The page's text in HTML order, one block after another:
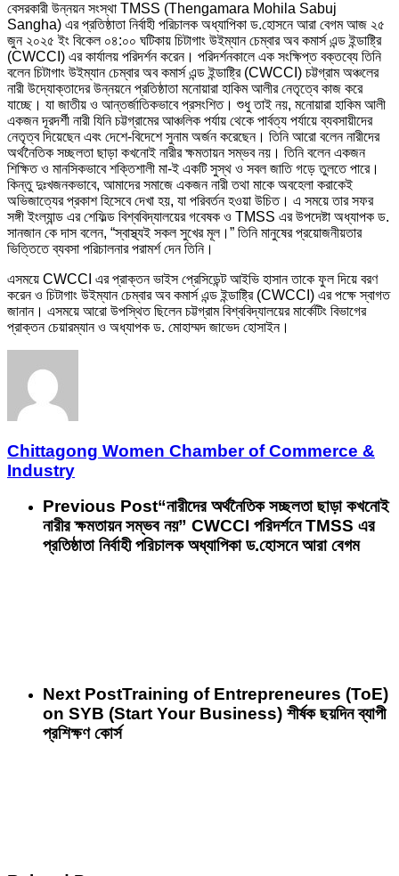
বেসরকারী উন্নয়ন সংস্থা TMSS (Thengamara Mohila Sabuj
Sangha) এর প্রতিষ্ঠাতা নির্বাহী পরিচালক অধ্যাপিকা ড.হোসনে আরা বেগম আজ ২৫
জুন ২০২৫ ইং বিকেল ০৪:০০ ঘটিকায় চিটাগাং উইম্যান চেম্বার অব কমার্স এন্ড ইন্ডাষ্ট্রি
(CWCCI) এর কার্যালয় পরিদর্শন করেন। পরিদর্শনকালে এক সংক্ষিপ্ত বক্তব্যে তিনি
বলেন চিটাগাং উইম্যান চেম্বার অব কমার্স এন্ড ইন্ডাষ্ট্রি (CWCCI) চট্টগ্রাম অঞ্চলের
নারী উদ্যোক্তাদের উন্নয়নে প্রতিষ্ঠাতা মনোয়ারা হাকিম আলীর নেতৃত্বে কাজ করে
যাচ্ছে। যা জাতীয় ও আন্তর্জাতিকভাবে প্রসংশিত। শুধু তাই নয়, মনোয়ারা হাকিম আলী
একজন দূরদর্শী নারী যিনি চট্টগ্রামের আঞ্চলিক পর্যায় থেকে পার্বত্য পর্যায়ে ব্যবসায়ীদের
নেতৃত্ব দিয়েছেন এবং দেশে-বিদেশে সুনাম অর্জন করেছেন। তিনি আরো বলেন নারীদের
অর্থনৈতিক সচ্ছলতা ছাড়া কখনোই নারীর ক্ষমতায়ন সম্ভব নয়। তিনি বলেন একজন
শিক্ষিত ও মানসিকভাবে শক্তিশালী মা-ই একটি সুস্থ ও সবল জাতি গড়ে তুলতে পারে।
কিন্তু দুঃখজনকভাবে, আমাদের সমাজে একজন নারী তথা মাকে অবহেলা করাকেই
অভিজাত্যের প্রকাশ হিসেবে দেখা হয়, যা পরিবর্তন হওয়া উচিত। এ সময়ে তার সফর
সঙ্গী ইংল্যান্ড এর শেফিল্ড বিশ্ববিদ্যালয়ের গবেষক ও TMSS এর উপদেষ্টা অধ্যাপক ড.
সানজান কে দাস বলেন, “স্বাস্থ্যই সকল সুখের মূল।” তিনি মানুষের প্রয়োজনীয়তার
ভিত্তিতে ব্যবসা পরিচালনার পরামর্শ দেন তিনি।
এসময়ে CWCCI এর প্রাক্তন ভাইস প্রেসিডেন্ট আইভি হাসান তাকে ফুল দিয়ে বরণ
করেন ও চিটাগাং উইম্যান চেম্বার অব কমার্স এন্ড ইন্ডাষ্ট্রি (CWCCI) এর পক্ষে স্বাগত
জানান। এসময়ে আরো উপস্থিত ছিলেন চট্টগ্রাম বিশ্ববিদ্যালয়ের মার্কেটিং বিভাগের
প্রাক্তন চেয়ারম্যান ও অধ্যাপক ড. মোহাম্মদ জাভেদ হোসাইন।
Chittagong Women Chamber of Commerce &
Industry
Previous Post“নারীদের অর্থনৈতিক সচ্ছলতা ছাড়া কখনোই
নারীর ক্ষমতায়ন সম্ভব নয়” CWCCI পরিদর্শনে TMSS এর
প্রতিষ্ঠাতা নির্বাহী পরিচালক অধ্যাপিকা ড.হোসনে আরা বেগম
Next PostTraining of Entrepreneures (ToE)
on SYB (Start Your Business) শীর্ষক ছয়দিন ব্যাপী
প্রশিক্ষণ কোর্স